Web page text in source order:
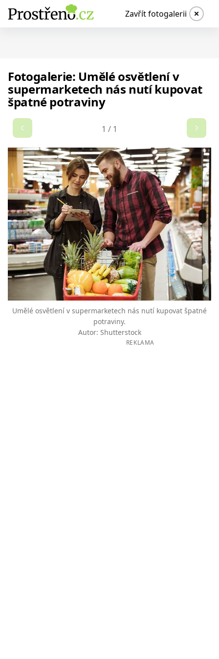
Zavřít fotogalerii
Fotogalerie: Umělé osvětlení v
supermarketech nás nutí kupovat
špatné potraviny
1 / 1
Umělé osvětlení v supermarketech nás nutí kupovat špatné
potraviny.
Autor: Shutterstock
REKLAMA